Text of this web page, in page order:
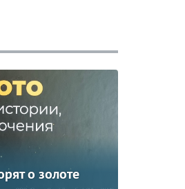
о золоте